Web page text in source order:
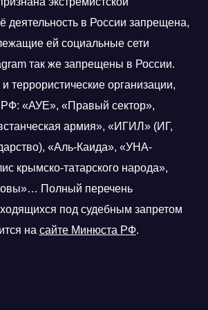
деятельность в России запрещена,
ей социальные сети
так же запрещены в России.
террористические организации,
«АУЕ», «Правый сектор»,
армия», «ИГИЛ» (ИГ,
«Аль-Каида», «УНА-
крымско-татарского народа»,
Полный перечень
под судебным запретом
на сайте Минюста РФ.